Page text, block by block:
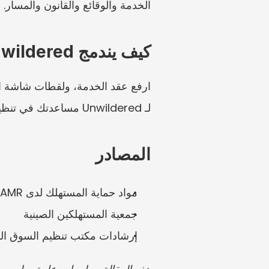
الخدمة والوقائع والقانون والمسار.
كيف يندمج Unwildered
لـ Unwildered مساعدتك في تنظيم الملف إلى حزمة شكوى مستهلك، أو ملخص نزاع منصة، أو قائمة تحقق للمشورة القانونية.
المصادر
مواد حماية المستهلك لدى SAMR
جمعية المستهلكين الصينية
إرشادات مكتب تنظيم السوق